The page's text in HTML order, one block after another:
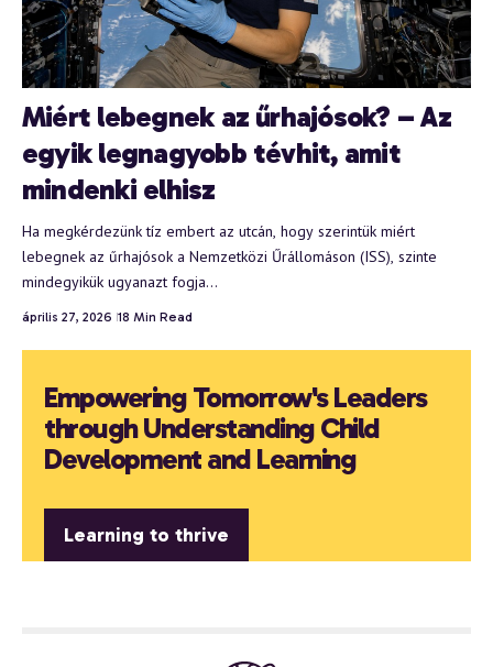
Miért lebegnek az űrhajósok? – Az
egyik legnagyobb tévhit, amit
mindenki elhisz
Ha megkérdezünk tíz embert az utcán, hogy szerintük miért
lebegnek az űrhajósok a Nemzetközi Űrállomáson (ISS), szinte
mindegyikük ugyanazt fogja…
április 27, 2026 18 Min Read
Empowering Tomorrow's Leaders
through Understanding Child
Development and Learning
Learning to thrive